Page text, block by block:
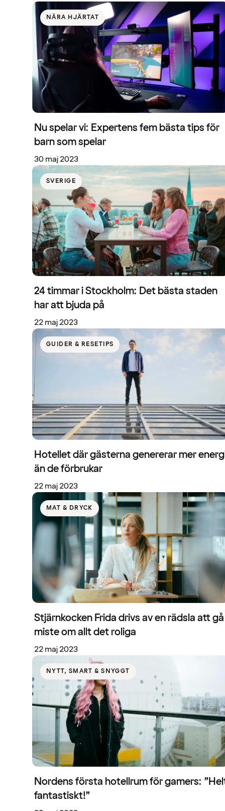
NÄRA HJÄRTAT
Nu spelar vi: Expertens fem bästa tips för
barn som spelar
30 maj 2023
SVERIGE
24 timmar i Stockholm: Det bästa staden
har att bjuda på
22 maj 2023
GUIDER & RESETIPS
Hotellet där gästerna genererar mer
än de förbrukar
22 maj 2023
MAT & DRYCK
Stjärnkocken Frida drivs av en rädsla att gå
miste om allt det roliga
22 maj 2023
NYTT, SMART & SNYGGT
Nordens första hotellrum för gamers:
fantastiskt!”